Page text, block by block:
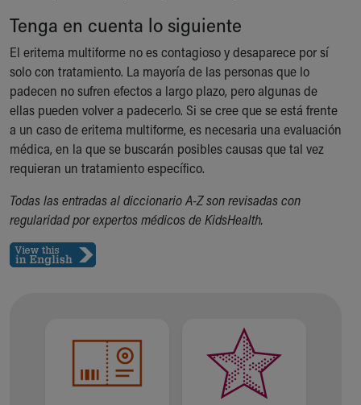
Our History
More childhood, please.™
Cincinnati Children's
Your Visit
MyChart Telehealth Visits
Directions
Doggie Brigade
During Your Visit
Rest Accommodations
Visiting
Gift Shop
Department of Public Safety
Inside Children's Blog
KidsHealth Topics
Tenga en cuenta lo siguiente
El eritema multiforme no es contagioso y desaparece por sí
solo con tratamiento. La mayoría de las personas que lo
padecen no sufren efectos a largo plazo, pero algunas de
ellas pueden volver a padecerlo. Si se cree que se está frente
a un caso de eritema multiforme, es necesaria una evaluación
médica, en la que se buscarán posibles causas que tal vez
requieran un tratamiento específico.
Todas las entradas al diccionario A-Z son revisadas con
regularidad por expertos médicos de KidsHealth.